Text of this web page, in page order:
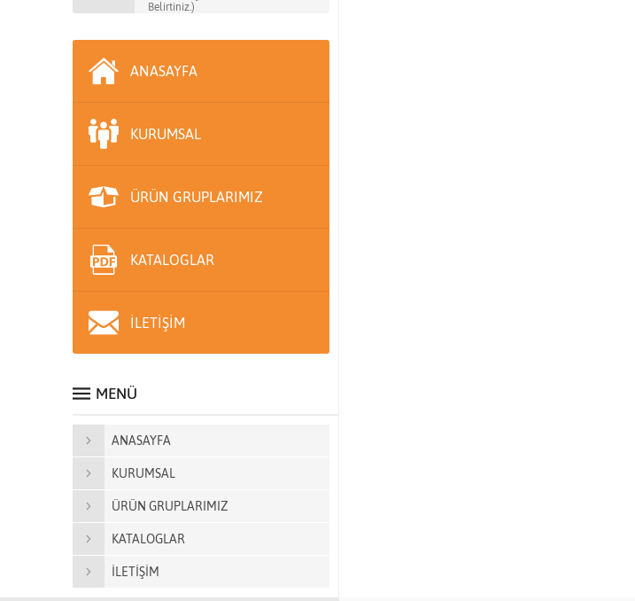
Belirtiniz.)
ANASAYFA
KURUMSAL
ÜRÜN GRUPLARIMIZ
KATALOGLAR
İLETİŞİM
MENÜ
ANASAYFA
KURUMSAL
ÜRÜN GRUPLARIMIZ
KATALOGLAR
İLETİŞİM